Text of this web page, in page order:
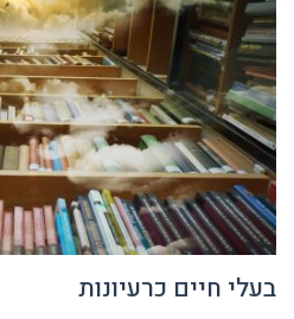
בעלי חיים כרעיונות